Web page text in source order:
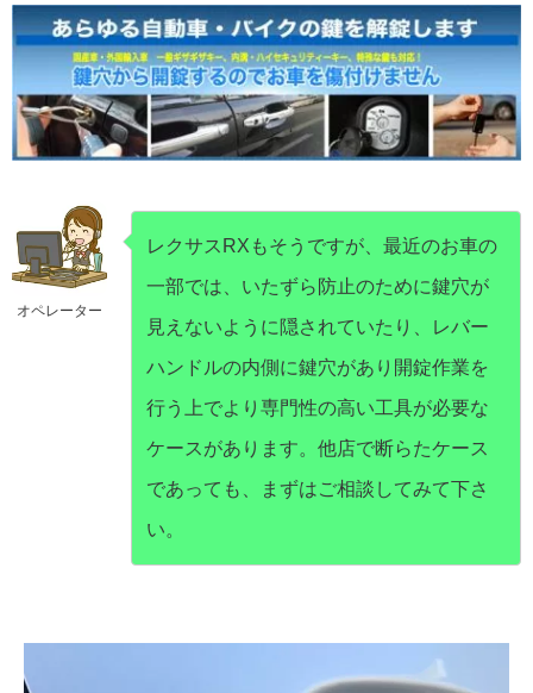
オペレーター
レクサスRXもそうですが、最近のお車の
一部では、いたずら防止のために鍵穴が
見えないように隠されていたり、レバー
ハンドルの内側に鍵穴があり開錠作業を
行う上でより専門性の高い工具が必要な
ケースがあります。他店で断らたケース
であっても、まずはご相談してみて下さ
い。